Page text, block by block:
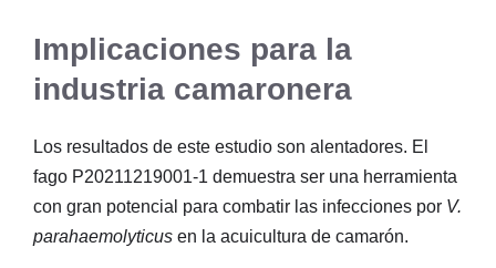
Implicaciones para la
industria camaronera
Los resultados de este estudio son alentadores. El
fago P20211219001-1 demuestra ser una herramienta
con gran potencial para combatir las infecciones por V.
parahaemolyticus en la acuicultura de camarón.